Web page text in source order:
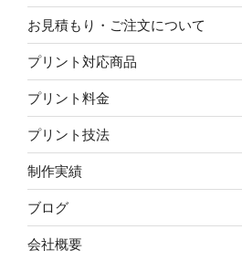
お見積もり・ご注文について
プリント対応商品
プリント料金
プリント技法
制作実績
ブログ
会社概要